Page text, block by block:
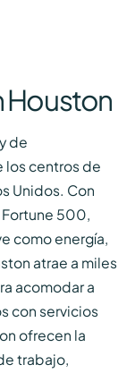
Houston
de
los centros de
Unidos. Con
500,
como energía,
atrae a miles
acomodar a
con servicios
ofrecen la
trabajo,